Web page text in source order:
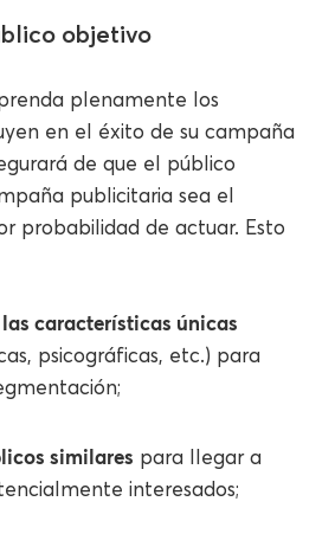
objetivo
plenamente los
en el éxito de su campaña
de que el público
publicitaria sea el
probabilidad de actuar. Esto
características únicas
psicográficas, etc.) para
similares para llegar a
interesados;